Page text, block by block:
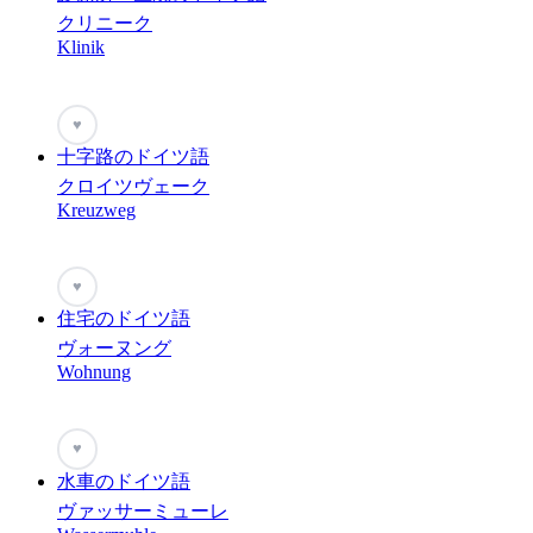
クリニーク
Klinik
♥
十字路のドイツ語
クロイツヴェーク
Kreuzweg
♥
住宅のドイツ語
ヴォーヌング
Wohnung
♥
水車のドイツ語
ヴァッサーミューレ